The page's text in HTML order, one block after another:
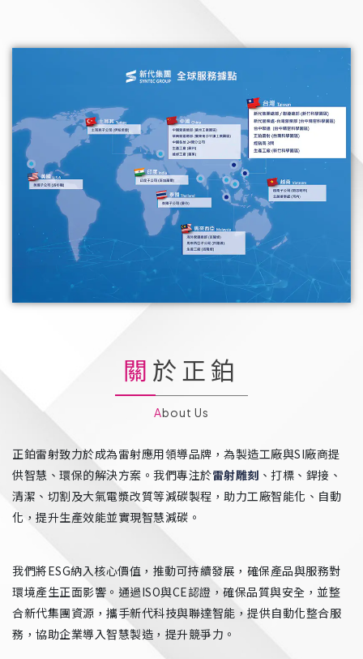
關於正鉑
About Us
正鉑雷射致力於成為雷射應用領導品牌，為製造工廠與SI廠商提
供智慧、環保的解決方案。我們專注於雷射雕刻 、打標、銲接、
清潔、切割及大氣電漿改質等減碳製程，助力工廠智能化、自動
化，提升生產效能並實現智慧減碳。
我們將ESG納入核心價值，推動可持續發展，確保產品與服務對
環境產生正面影響。通過ISO與CE認證，確保品質與安全，並整
合新代集團資源，攜手新代科技與聯達智能，提供自動化整合服
務，協助企業導入智慧製造，提升競爭力。